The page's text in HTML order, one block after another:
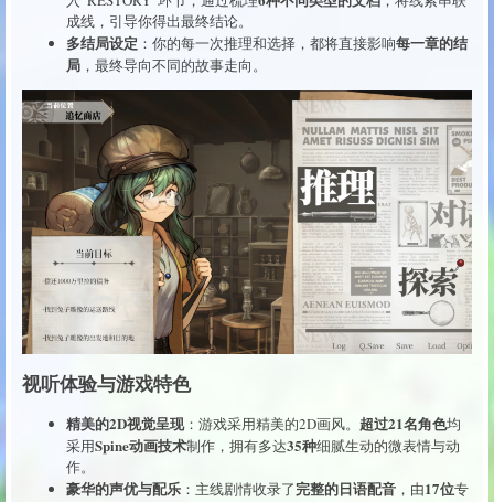
成线，引导你得出最终结论。
多结局设定 ：你的每一次推理和选择，都将直接影响每一章的结
局 ，最终导向不同的故事走向。
视听体验与游戏特色
精美的2D视觉呈现：游戏采用精美的2D画风。 超过21名角色均
采用Spine动画技术制作，拥有多达35种细腻生动的微表情与动
作。
豪华的声优与配乐 ：主线剧情收录了完整的日语配音 ，由17位专